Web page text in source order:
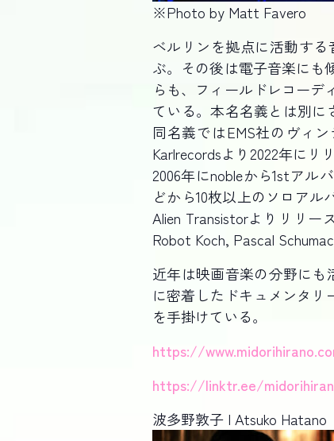
※Photo by Matt Favero
ベルリンを拠点に活動す
ぶ。その後は電子音楽にも
らも、フィールドレコー
ている。本名名義とは別に
同名義ではEMS社のヴィ
Karlrecordsより2022年にリリ
2006年にnobleから1stアル
どから10枚以上のソロア
Alien Transistorよりリリー
Robot Koch, Pascal
近年は映画音楽の分野にも
に密着したドキュメンタリ
を手掛けている。
https://
https://linktr.ee/
波多野敦子 I Atsuko Hatano